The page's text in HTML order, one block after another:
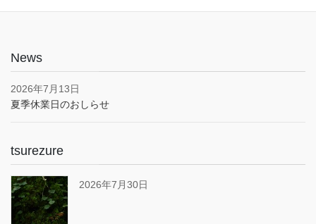
News
2026年7月13日
夏季休業日のおしらせ
tsurezure
2026年7月30日